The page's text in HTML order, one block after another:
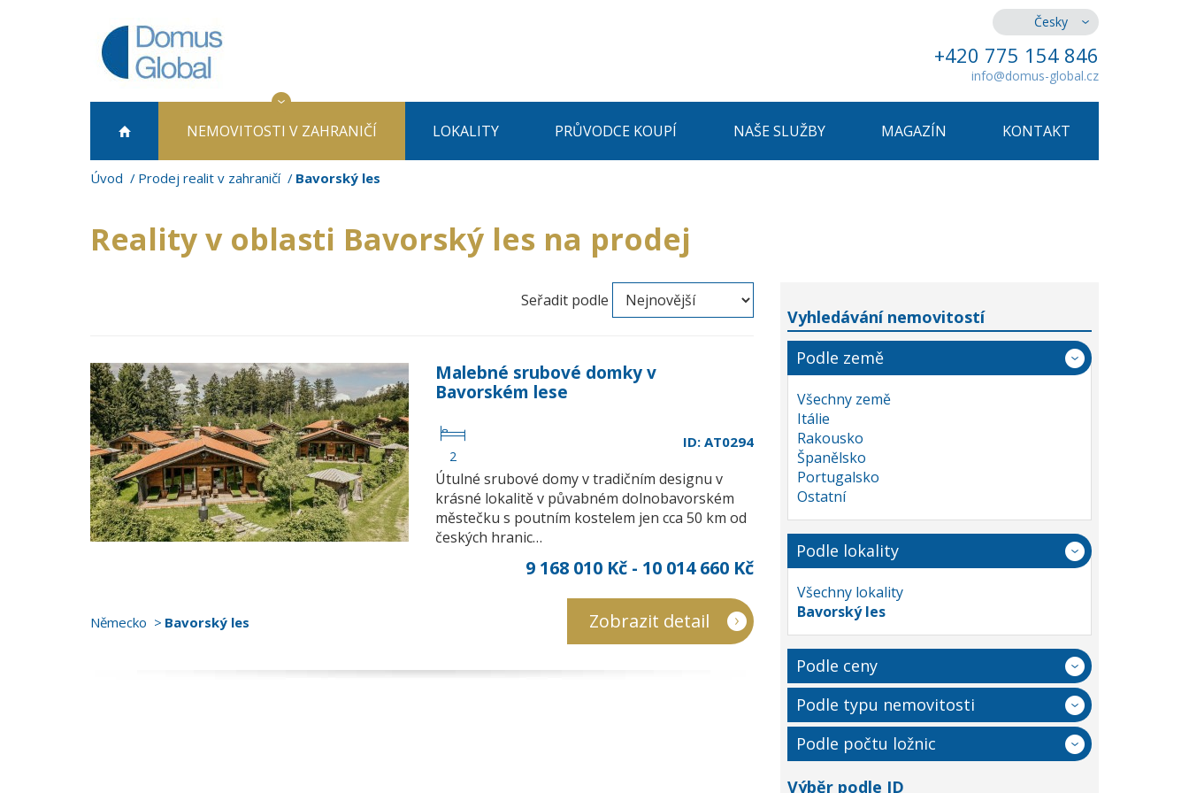
Česky
+420 775 154 846
info@domus-global.cz
NEMOVITOSTI V ZAHRANIČÍ LOKALITY PRŮVODCE KOUPÍ NAŠE SLUŽBY MAGAZÍN KONTAKT
Úvod Prodej realit v zahraničí Bavorský les
Reality v oblasti Bavorský les na prodej
Seřadit podle
Malebné srubové domky v
Bavorském lese
2
ID: AT0294
Útulné srubové domy v tradičním designu v
krásné lokalitě v půvabném dolnobavorském
městečku s poutním kostelem jen cca 50 km od
českých hranic…
9 168 010 Kč - 10 014 660 Kč
Německo Bavorský les Zobrazit detail
Vyhledávání nemovitostí
Podle země
Všechny země
Itálie
Rakousko
Španělsko
Portugalsko
Ostatní
Podle lokality
Všechny lokality
Bavorský les
Podle ceny
Podle typu nemovitosti
Podle počtu ložnic
Výběr podle ID